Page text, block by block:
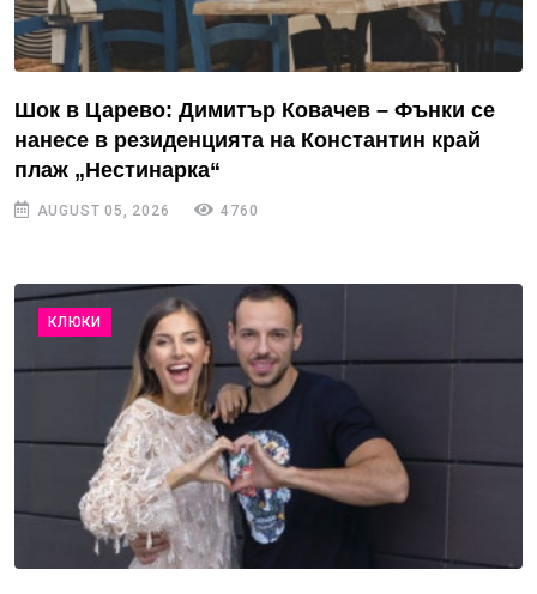
Шок в Царево: Димитър Ковачев – Фънки се
нанесе в резиденцията на Константин край
плаж „Нестинарка“
AUGUST 05, 2026 4760
КЛЮКИ